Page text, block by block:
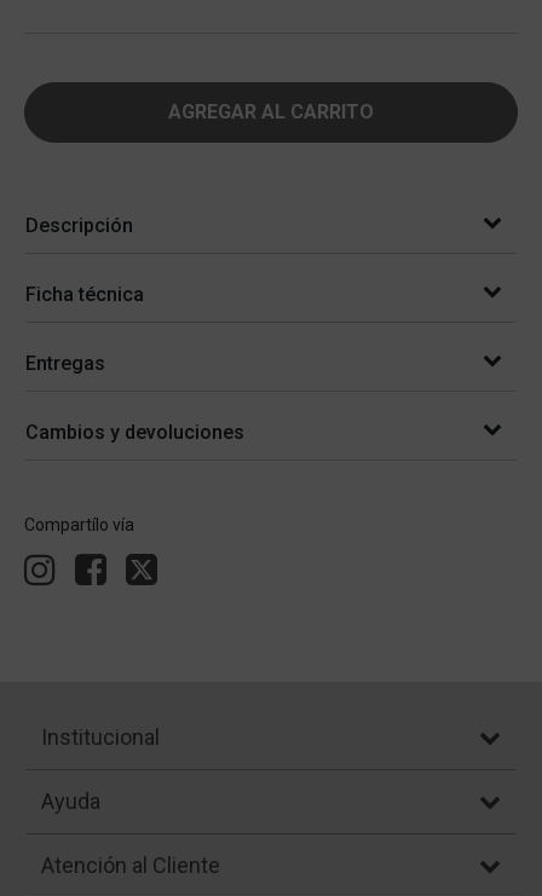
AGREGAR AL CARRITO
Descripción
Ficha técnica
Entregas
Cambios y devoluciones
Compartílo vía
Institucional
Ayuda
Atención al Cliente